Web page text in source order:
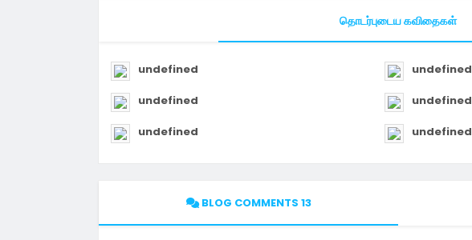
தொடர்புடைய கவிதைகள்
undefined undefined
undefined undefined
undefined undefined
BLOG COMMENTS 13